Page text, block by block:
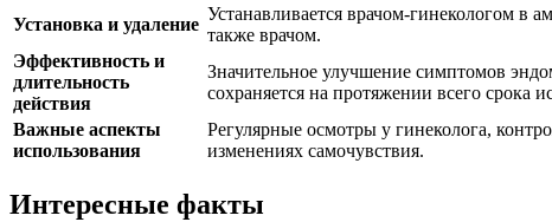
Установка и удаление
Устанавливается врачом-гинекологом в
также врачом.
Эффективность и
длительность
действия
Значительное улучшение симптомов
сохраняется на протяжении всего срока
Важные аспекты
использования
Регулярные осмотры у гинеколога,
изменениях самочувствия.
Интересные факты